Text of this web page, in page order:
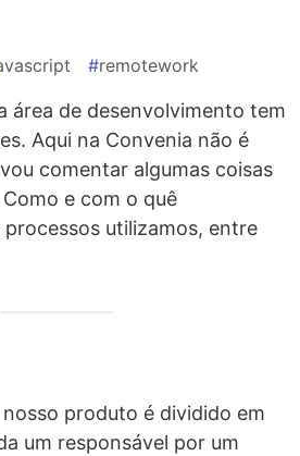
#remotework
área de desenvolvimento tem
Aqui na Convenia não é
comentar algumas coisas
e com o quê
utilizamos, entre
produto é dividido em
um responsável por um